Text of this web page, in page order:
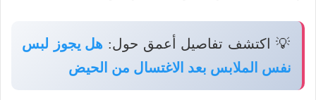
💡 اكتشف تفاصيل أعمق حول:هل يجوز لبس
نفس الملابس بعد الاغتسال من الحيض